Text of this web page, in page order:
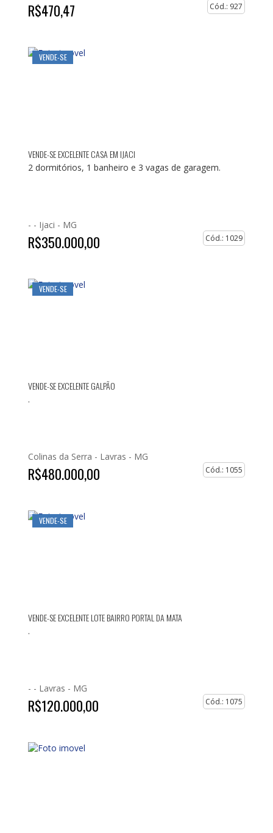
R$470,47 Cód.: 927
VENDE-SE
VENDE-SE EXCELENTE CASA EM IJACI
2 dormitórios, 1 banheiro e 3 vagas de garagem.
- - Ijaci - MG
R$350.000,00 Cód.: 1029
VENDE-SE
VENDE-SE EXCELENTE GALPÃO
.
Colinas da Serra - Lavras - MG
R$480.000,00 Cód.: 1055
VENDE-SE
VENDE-SE EXCELENTE LOTE BAIRRO PORTAL DA MATA
.
- - Lavras - MG
R$120.000,00 Cód.: 1075